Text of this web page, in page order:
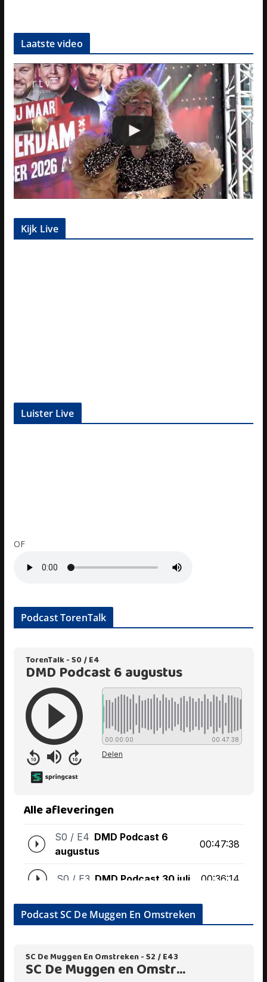
Laatste video
Kijk Live
Luister Live
OF
Podcast TorenTalk
Podcast SC De Muggen En Omstreken